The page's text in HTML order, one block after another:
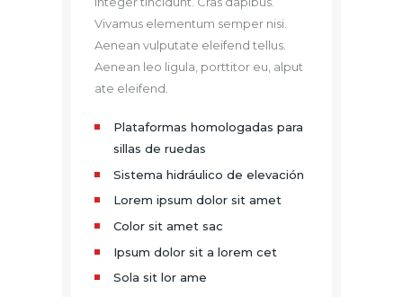
Vivamus elementum semper nisi.
Aenean vulputate eleifend tellus.
Aenean leo ligula, porttitor eu, alput
ate eleifend.
Plataformas homologadas para
sillas de ruedas
Sistema hidráulico de elevación
Lorem ipsum dolor sit amet
Color sit amet sac
Ipsum dolor sit a lorem cet
Sola sit lor ame